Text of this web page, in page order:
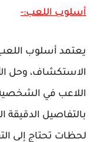
أسلوب اللعب:-
يعتمد أسلوب
الاستكشاف، وحل
اللاعب في الشخصية
بالتفاصيل الدقيقة
لحظات تحتاج إلى